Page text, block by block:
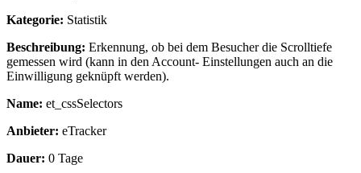
Kategorie: Statistik
Beschreibung: Erkennung, ob bei dem Besucher die Scrolltiefe
gemessen wird (kann in den Account- Einstellungen auch an die
Einwilligung geknüpft werden).
Name: et_cssSelectors
Anbieter: eTracker
Dauer: 0 Tage